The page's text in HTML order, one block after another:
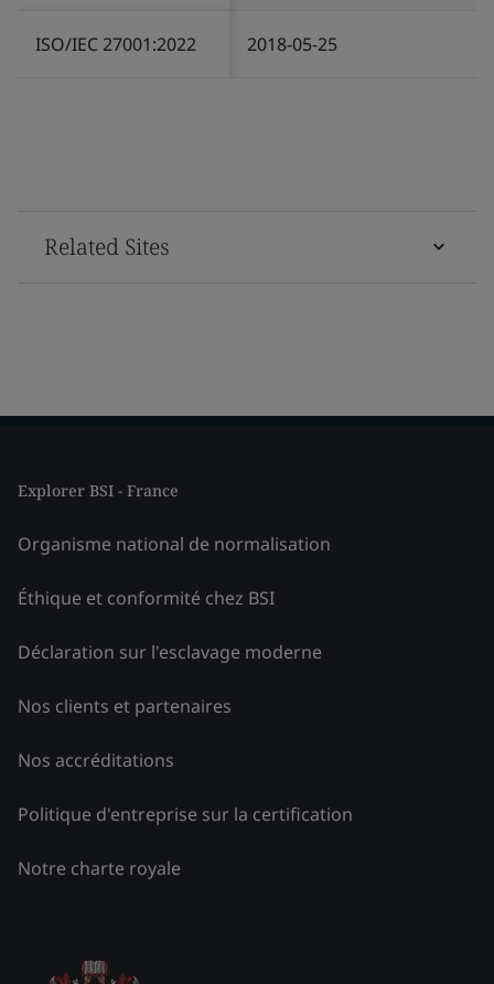
ISO/IEC 27001:2022 2018-05-25
Related Sites
Explorer BSI - France
Organisme national de normalisation
Éthique et conformité chez BSI
Déclaration sur l'esclavage moderne
Nos clients et partenaires
Nos accréditations
Politique d'entreprise sur la certification
Notre charte royale